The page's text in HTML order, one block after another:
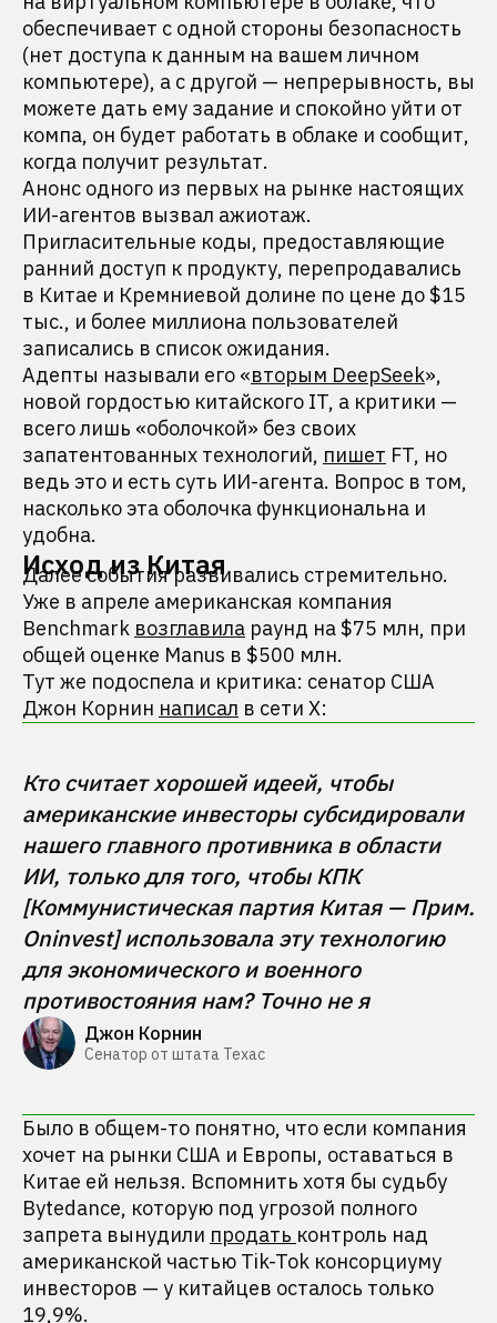
обеспечивает с одной стороны безопасность
(нет доступа к данным на вашем личном
компьютере), а с другой — непрерывность, вы
можете дать ему задание и спокойно уйти от
компа, он будет работать в облаке и сообщит,
когда получит результат.
Анонс одного из первых на рынке настоящих
ИИ-агентов вызвал ажиотаж.
Пригласительные коды, предоставляющие
ранний доступ к продукту, перепродавались
в Китае и Кремниевой долине по цене до $15
тыс., и более миллиона пользователей
записались в список ожидания.
Адепты называли его «вторым DeepSeek»,
новой гордостью китайского IT, а критики —
всего лишь «оболочкой» без своих
запатентованных технологий, пишет FT, но
ведь это и есть суть ИИ-агента. Вопрос в том,
насколько эта оболочка функциональна и
удобна.
Исход из Китая
Далее события развивались стремительно.
Уже в апреле американская компания
Benchmark возглавила раунд на $75 млн, при
общей оценке Manus в $500 млн.
Тут же подоспела и критика: сенатор США
Джон Корнин написал в сети Х:
Кто считает хорошей идеей, чтобы
американские инвесторы субсидировали
нашего главного противника в области
ИИ, только для того, чтобы КПК
[Коммунистическая партия Китая — Прим.
Oninvest] использовала эту технологию
для экономического и военного
противостояния нам? Точно не я
Джон Корнин
Сенатор от штата Техас
Было в общем-то понятно, что если компания
хочет на рынки США и Европы, оставаться в
Китае ей нельзя. Вспомнить хотя бы судьбу
Bytedance, которую под угрозой полного
запрета вынудили продать контроль над
американской частью Tik-Tok консорциуму
инвесторов — у китайцев осталось только
19,9%.